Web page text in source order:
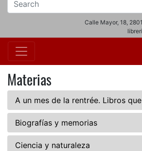
Calle Mayor, 18,
Materias
A un mes de la rentrée. Libros
Biografías y memorias
Ciencia y naturaleza